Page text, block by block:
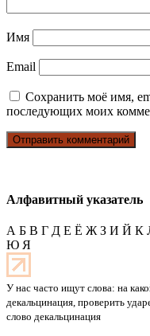
Имя
Email
Сохранить моё имя,
последующих моих
Алфавитный указатель
А Б В Г Д Е Ё Ж З И Й К
Ю Я
У нас часто ищут слова: на
декальцинация, проверить
слово декальцинация